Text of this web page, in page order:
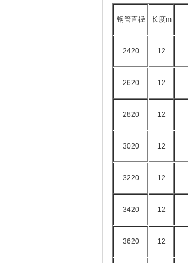
钢管直径 长度m
2420 12
2620 12
2820 12
3020 12
3220 12
3420 12
3620 12